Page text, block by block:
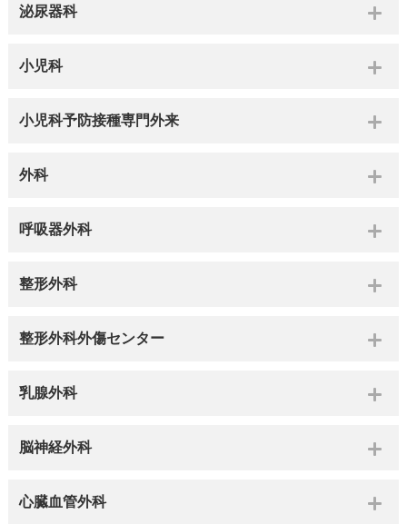
泌尿器科
小児科
小児科予防接種専門外来
外科
呼吸器外科
整形外科
整形外科外傷センター
乳腺外科
脳神経外科
心臓血管外科